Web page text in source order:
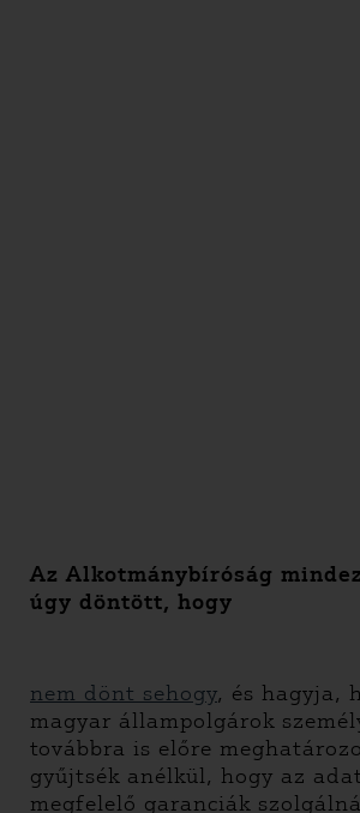
Az Alkotmánybíróság
úgy döntött, hogy
nem dönt sehogy, és hagyja,
magyar állampolgárok
továbbra is előre
gyűjtsék anélkül, hogy az
megfelelő garanciák